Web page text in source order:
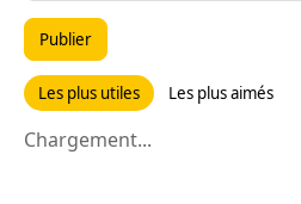
Publier
Les plus utiles Les plus aimés
Chargement...